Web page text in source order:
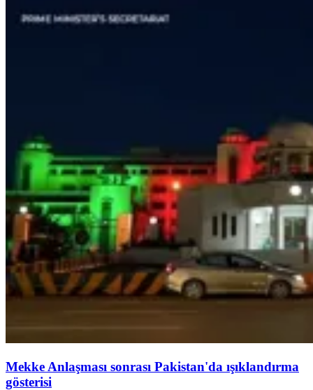
Mekke Anlaşması sonrası Pakistan'da ışıklandırma
gösterisi